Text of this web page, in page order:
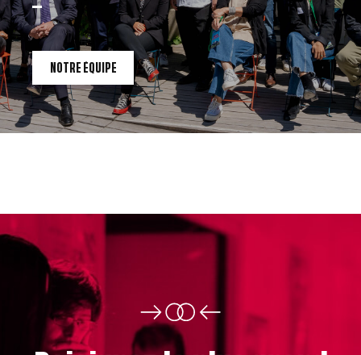
NOTRE ÉQUIPE